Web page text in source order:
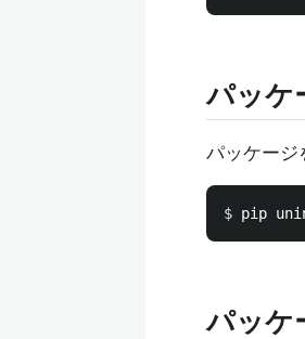
パッケ
パッケージ
$
パッケ